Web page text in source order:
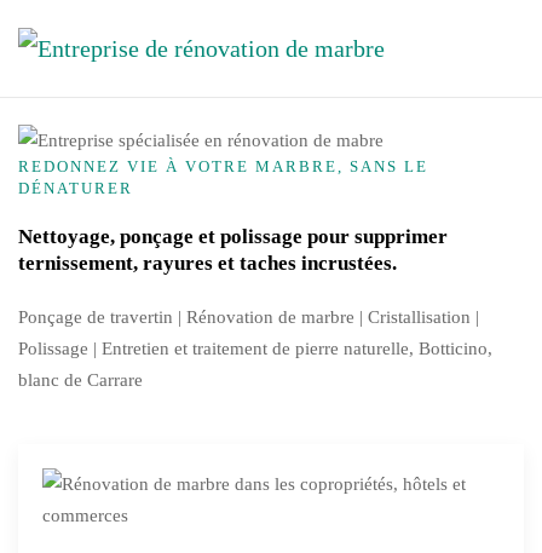
Skip to main content
REDONNEZ VIE À VOTRE MARBRE, SANS LE
DÉNATURER
Nettoyage, ponçage et polissage pour supprimer
ternissement, rayures et taches incrustées.
Ponçage de travertin | Rénovation de marbre | Cristallisation |
Polissage | Entretien et traitement de pierre naturelle, Botticino,
blanc de Carrare